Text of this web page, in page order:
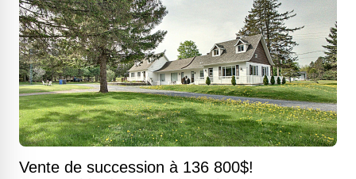
Vente de succession à 136 800$!